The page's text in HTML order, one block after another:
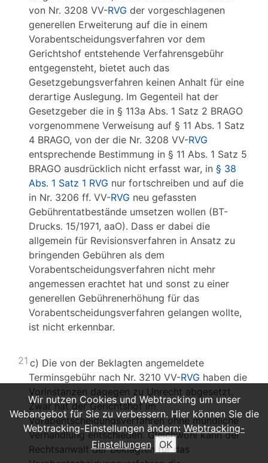
von Nr. 3208 VV-RVG der vorgeschlagenen
generellen Erweiterung auf die in einem
Vorabentscheidungsverfahren vor dem
Gerichtshof entstehende Verfahrensgebühr
entgegensteht, bietet auch das
Gesetzgebungsverfahren keinen Anhalt für eine
derartige Auslegung. Im Gegenteil hat der
Gesetzgeber die in § 113a Abs. 1 Satz 2 BRAGO
vorgenommene Verweisung auf § 11 Abs. 1 Satz
4 BRAGO, von der die Nr. 3208 VV-RVG
entsprechende Bestimmung in § 11 Abs. 1 Satz 5
BRAGO ausdrücklich nicht erfasst war, in § 38
Abs. 1 Satz 1 RVG nur fortschreiben und auf die
in Nr. 3206 ff. VV-RVG neu gefassten
Gebührentatbestände umsetzen wollen (BT-
Drucks. 15/1971, aaO). Dass er dabei die
allgemein für Revisionsverfahren in Ansatz zu
bringenden Gebühren als dem
Vorabentscheidungsverfahren nicht mehr
angemessen erachtet hat und sonst zu einer
generellen Gebührenerhöhung für das
Vorabentscheidungsverfahren gelangen wollte,
ist nicht erkennbar.
21 c) Die von der Beklagten angemeldete
Terminsgebühr nach Nr. 3210 VV-RVG haben die
Vorinstanzen dagegen zu Unrecht abgesetzt.
Zwar hat der Gerichtshof im
Vorabentscheidungsverfahren ohne mündliche
Verhandlung entschieden. Gleichwohl kann der
Rechtsanwalt der Beklagten für das
Wir nutzen Cookies und Webtracking um unser
Webangebot für Sie zu verbessern. Hier können Sie die
Webtracking-Einstellungen ändern: Webtracking-
Einstellungen
OK